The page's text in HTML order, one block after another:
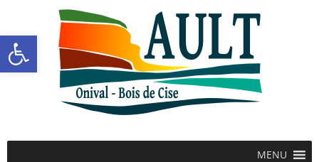
Ouvrir la barre d’outils
MENU